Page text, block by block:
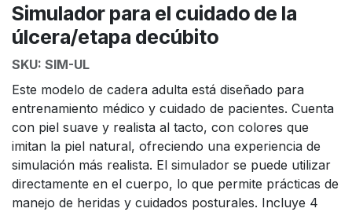
Simulador para el cuidado de la
úlcera/etapa decúbito
SKU: SIM-UL
Este modelo de cadera adulta está diseñado para
entrenamiento médico y cuidado de pacientes. Cuenta
con piel suave y realista al tacto, con colores que
imitan la piel natural, ofreciendo una experiencia de
simulación más realista. El simulador se puede utilizar
directamente en el cuerpo, lo que permite prácticas de
manejo de heridas y cuidados posturales. Incluye 4